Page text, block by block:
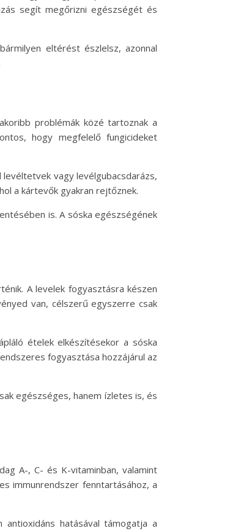
segít megőrizni egészségét és
eltérést észlelsz, azonnal
problémák közé tartoznak a
hogy megfelelő fungicideket
vagy levélgubacsdarázs,
a kártevők gyakran rejtőznek.
is. A sóska egészségének
A levelek fogyasztásra készen
van, célszerű egyszerre csak
ételek elkészítésekor a sóska
fogyasztása hozzájárul az
egészséges, hanem ízletes is, és
A-, C- és K-vitaminban, valamint
immunrendszer fenntartásához, a
hatásával támogatja a